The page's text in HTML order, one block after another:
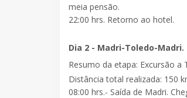
meia pensão.
22:00 hrs. Retorno ao hotel.
Dia 2 - Madri-Toledo-Madri.
Resumo da etapa: Excursão a
Distância total realizada: 150
08:00 hrs.- Saída de Madri.